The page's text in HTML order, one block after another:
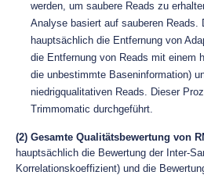
werden, um saubere Reads zu
Analyse basiert auf sauberen Reads.
hauptsächlich die Entfernung von
die Entfernung von Reads mit einem
die unbestimmte Baseninformation)
niedrigqualitativen Reads. Dieser
Trimmomatic durchgeführt.
(2) Gesamte Qualitätsbewertung von
hauptsächlich die Bewertung der Inter-
Korrelationskoeffizient) und die